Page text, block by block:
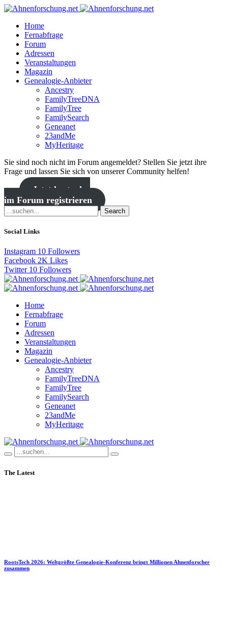
Home
Fernabfrage
Forum
Adressen
Veranstaltungen
Magazin
Genealogie-Anbieter
Ancestry
FamilyTreeDNA
FamilyTree
FamilySearch
Geneanet
23andMe
MyHeritage
Sie sind noch nicht im Forum angemeldet? Stellen Sie jetzt ihre
Frage und lassen Sie sich von unserer Community helfen!
Jetzt kostenlos
im Forum registrieren
Search
Social Links
Instagram 10 Followers
Facebook 2K Likes
Twitter 10 Followers
Home
Fernabfrage
Forum
Adressen
Veranstaltungen
Magazin
Genealogie-Anbieter
Ancestry
FamilyTreeDNA
FamilyTree
FamilySearch
Geneanet
23andMe
MyHeritage
The Latest
RootsTech 2026: Weltgrößte Genealogie-Konferenz bringt Millionen Ahnenforscher
zusammen